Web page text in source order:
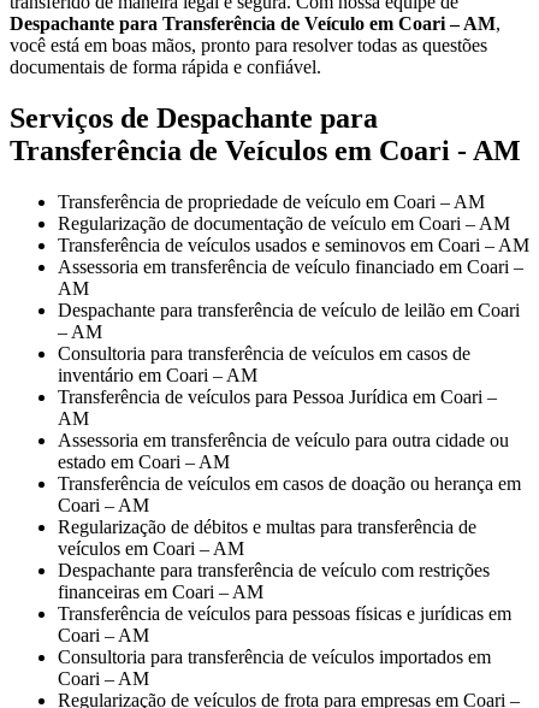
Despachante para Transferência de Veículo em Coari – AM,
você está em boas mãos, pronto para resolver todas as questões
documentais de forma rápida e confiável.
Serviços de Despachante para
Transferência de Veículos em Coari - AM
Transferência de propriedade de veículo em Coari – AM
Regularização de documentação de veículo em Coari – AM
Transferência de veículos usados e seminovos em Coari – AM
Assessoria em transferência de veículo financiado em Coari –
AM
Despachante para transferência de veículo de leilão em Coari
– AM
Consultoria para transferência de veículos em casos de
inventário em Coari – AM
Transferência de veículos para Pessoa Jurídica em Coari –
AM
Assessoria em transferência de veículo para outra cidade ou
estado em Coari – AM
Transferência de veículos em casos de doação ou herança em
Coari – AM
Regularização de débitos e multas para transferência de
veículos em Coari – AM
Despachante para transferência de veículo com restrições
financeiras em Coari – AM
Transferência de veículos para pessoas físicas e jurídicas em
Coari – AM
Consultoria para transferência de veículos importados em
Coari – AM
Regularização de veículos de frota para empresas em Coari –